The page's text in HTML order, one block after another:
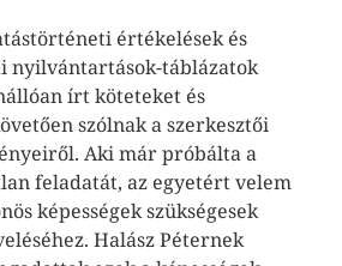
értékelések és
nyilvántartások-táblázatok
írt köteteket és
szólnak a szerkesztői
Aki már próbálta a
feladatát, az egyetért velem
képességek szükségesek
Halász Péternek